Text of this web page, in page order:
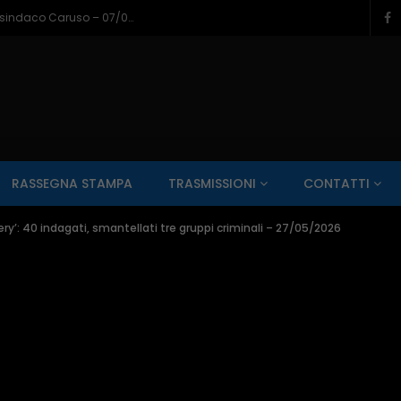
Napoli a Castel di Sangro, il bilancio del sindaco Caruso – 07/08/2026
RASSEGNA STAMPA TRASMISSIONI
SALUTE AI RAGGI X CONTO ALLA ROVESCIA ZONA SPORT
CONTATTI
SALUTE AI RAGGI X ZONA SPORT
– 22/06/2026 Inside Abruzzo – 15/06/2026
40 indagati, smantellati tre gruppi criminali – 27/05/2026